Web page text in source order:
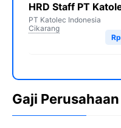
HRD Staff PT
PT Katolec Indonesia
Cikarang
Gaji Perusahaan